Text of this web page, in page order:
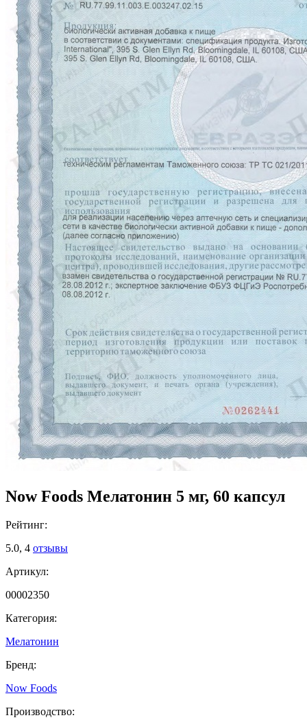
Now Foods Мелатонин 5 мг, 60 капсул
Рейтинг:
5.0, 4 отзывы
Артикул:
00002350
Категория:
Мелатонин
Бренд:
Now Foods
Производство: